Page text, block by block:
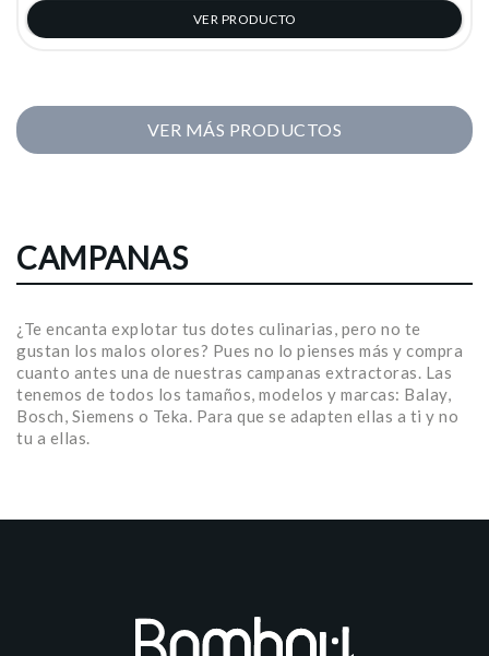
VER PRODUCTO
VER MÁS PRODUCTOS
CAMPANAS
¿Te encanta explotar tus dotes culinarias, pero no te
gustan los malos olores? Pues no lo pienses más y compra
cuanto antes una de nuestras campanas extractoras. Las
tenemos de todos los tamaños, modelos y marcas: Balay,
Bosch, Siemens o Teka. Para que se adapten ellas a ti y no
tu a ellas.